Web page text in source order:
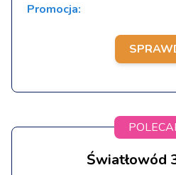
Promocja:
Światłowód